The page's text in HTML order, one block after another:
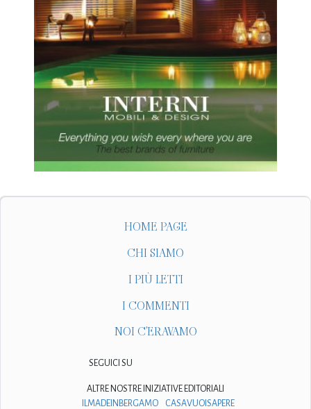
HOME PAGE
CHI SIAMO
I PIÙ LETTI
I COMMENTI
NOI C'ERAVAMO
SEGUICI SU
ALTRE NOSTRE INIZIATIVE EDITORIALI
ILMADEINBERGAMO
CASAVUOISAPERE